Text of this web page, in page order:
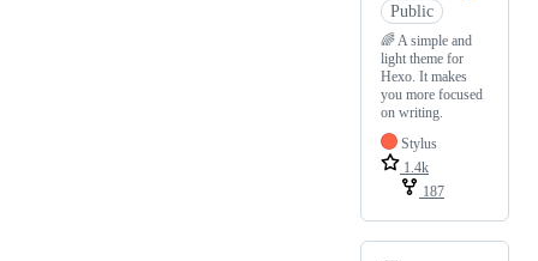
Public
🌈 A simple and
light theme for
Hexo. It makes
you more focused
on writing.
Stylus
1.4k
187